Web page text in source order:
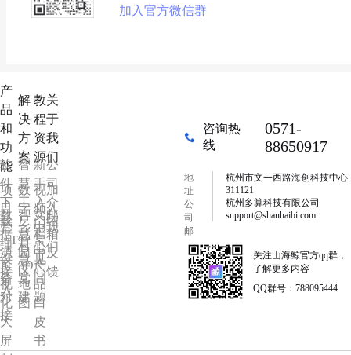
加入官方微信群
产
品
和
功
能
软
件
下
载
项
目
管
理
数
据
源
接
入
IoT
设
备
对
接
可
视
化
大
屏
解
决
方
案
智
慧
工
厂
数
字
乡
村
智
慧
园
区
智
慧
党
建
3D
地
图
教
程
资
源
新
手
入
门
视
频
中
心
文
档
中
心
常
见
问
题
产
品
白
皮
书
关
于
我
们
公
司
介
绍
加
入
我
们
邮
箱
反
馈
咨询热
线
0571-
88650917
地
址
公
司
邮
箱
杭州市文一西路海创科技中心
311121
杭州多算科技有限公司
support@shanhaibi.com
关注山海鯨官方qq群，
了解更多内容
QQ群号：788095444